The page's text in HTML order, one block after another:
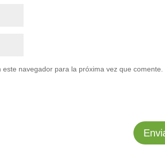
navegador para la próxima vez que comente.